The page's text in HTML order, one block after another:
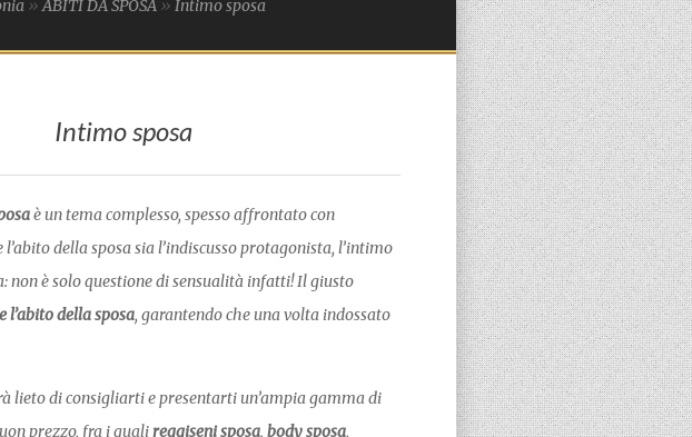
»ABITI DA SPOSA » Intimo sposa
Intimo sposa
è un tema complesso, spesso affrontato con
della sposa sia l’indiscusso protagonista, l’intimo
non è solo questione di sensualità infatti! Il giusto
l’abito della sposa, garantendo che una volta indossato
lieto di consigliarti e presentarti un’ampia gamma di
prezzo, fra i qualireggiseni sposa, body sposa,